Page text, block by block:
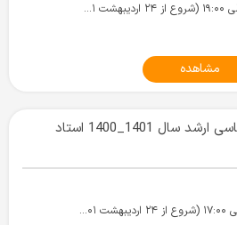
شنبه‌ها ۱۰:۰۰ الی ۱۹:۰۰ (شروع از ۲۴ اردیبهشت ۱۴۰۱)
مشاهده
همایش دو روزه ایمنی شناسی ارشد سال 1401_1400 استاد
شنبه‌ها ۱۱:۰۰ الی ۱۷:۰۰ (شروع از ۲۴ اردیبهشت ۱۴۰۱)